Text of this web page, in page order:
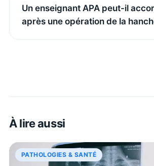
Un enseignant APA peut-il
après une opération de la
À lire aussi
PATHOLOGIES & SANTÉ